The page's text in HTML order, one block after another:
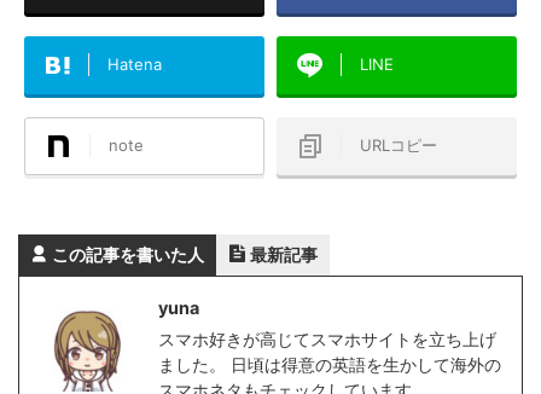
Hatena LINE
note URLコピー
この記事を書いた人 最新記事
yuna
スマホ好きが高じてスマホサイトを立ち上げ
ました。 日頃は得意の英語を生かして海外の